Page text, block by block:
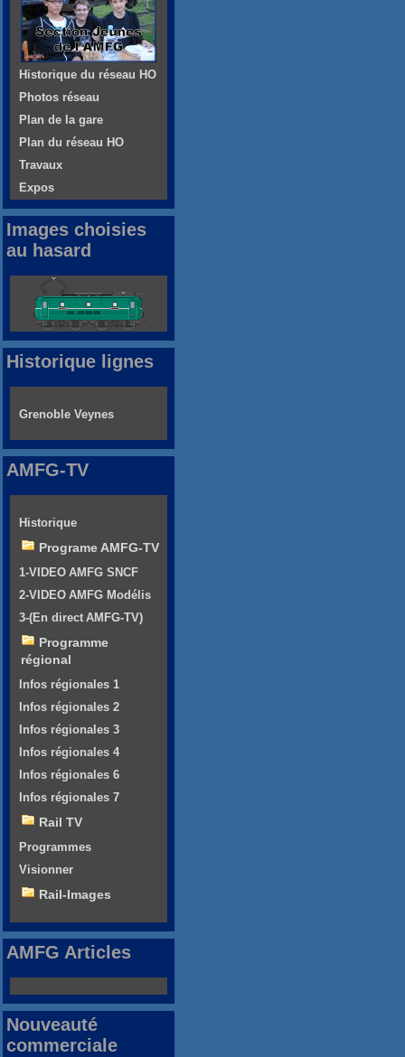
Historique du réseau HO
Photos réseau
Plan de la gare
Plan du réseau HO
Travaux
Expos
Images choisies
au hasard
Historique lignes
Grenoble Veynes
AMFG-TV
Historique
Programe AMFG-TV
1-VIDEO AMFG SNCF
2-VIDEO AMFG Modélis
3-(En direct AMFG-TV)
Programme
régional
Infos régionales 1
Infos régionales 2
Infos régionales 3
Infos régionales 4
Infos régionales 6
Infos régionales 7
Rail TV
Programmes
Visionner
Rail-Images
AMFG Articles
Nouveauté
commerciale